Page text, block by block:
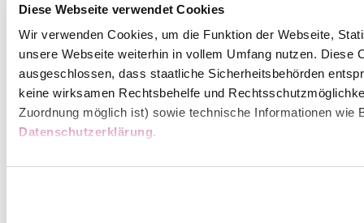
Diese Webseite verwendet Cookies
Wir verwenden Cookies, um die Funktion der Webseite,
unsere Webseite weiterhin in vollem Umfang nutzen.
ausgeschlossen, dass staatliche Sicherheitsbehörden
keine wirksamen Rechtsbehelfe und
Zuordnung möglich ist) sowie technische Informationen
Datenschutzerklärung.